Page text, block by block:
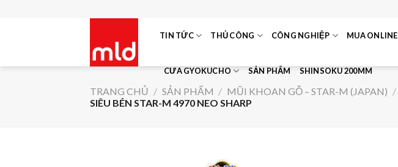
TIN TỨC THỦ CÔNG CÔNG NGHIỆP MUA ONLINE
CƯA GYOKUCHO SẢN PHẨM SHINSOKU 200MM
TRANG CHỦ / SẢN PHẨM / MŨI KHOAN GỖ – STAR-M (JAPAN) /
SIÊU BÉN STAR-M 4970 NEO SHARP